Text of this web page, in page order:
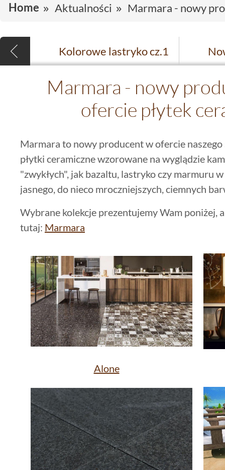
Home Aktualności Marmara - nowy
Kolorowe lastryko cz.1
Marmara - nowy
ofercie płytek
Marmara to nowy producent w ofercie
płytki ceramiczne wzorowane na wyglądzie
"zwykłych", jak bazaltu, lastryko czy marmuru
jasnego, do nieco mroczniejszych, ciemnych
Wybrane kolekcje prezentujemy Wam poniżej,
tutaj: Marmara
Alone